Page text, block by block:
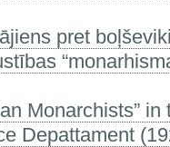
pret
Monarchists”
Depattament